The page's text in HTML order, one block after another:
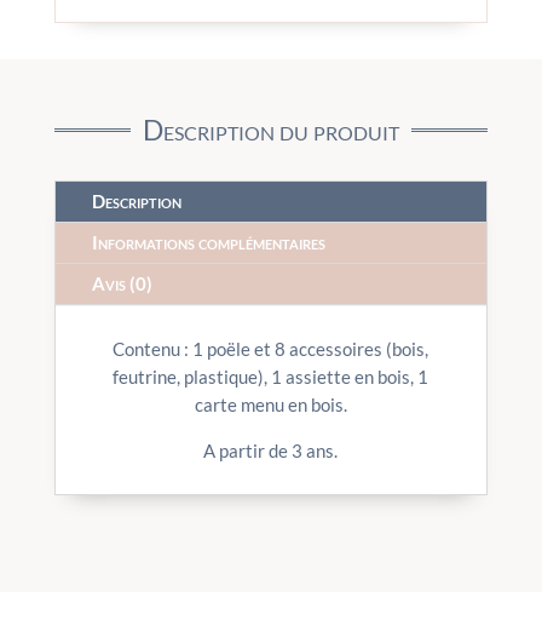
Description du produit
Description
Informations complémentaires
Avis (0)
Contenu : 1 poële et 8 accessoires (bois,
feutrine, plastique), 1 assiette en bois, 1
carte menu en bois.
A partir de 3 ans.